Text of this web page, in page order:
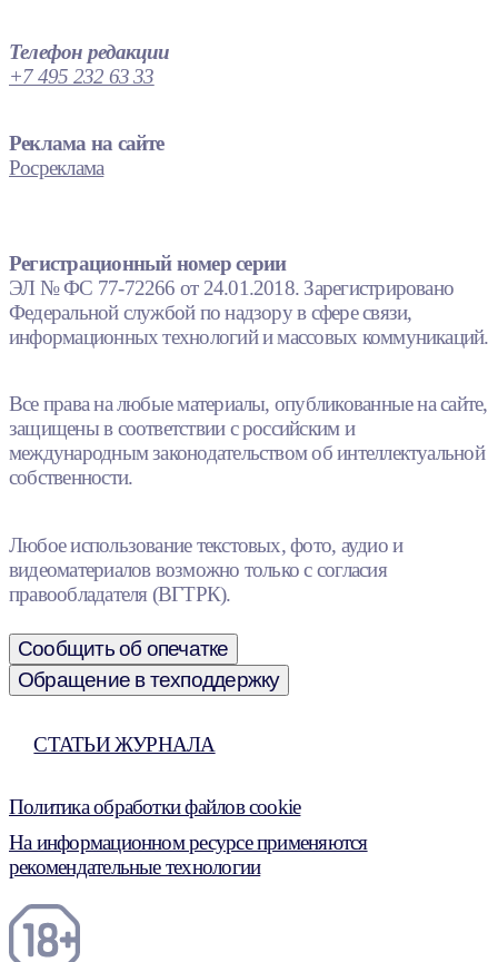
Телефон редакции
+7 495 232 63 33
Реклама на сайте
Росреклама
Регистрационный номер серии
ЭЛ № ФС 77-72266 от 24.01.2018. Зарегистрировано
Федеральной службой по надзору в сфере связи,
информационных технологий и массовых коммуникаций.
Все права на любые материалы, опубликованные на сайте,
защищены в соответствии с российским и
международным законодательством об интеллектуальной
собственности.
Любое использование текстовых, фото, аудио и
видеоматериалов возможно только с согласия
правообладателя (ВГТРК).
Сообщить об опечатке
Обращение в техподдержку
СТАТЬИ ЖУРНАЛА
Политика обработки файлов cookie
На информационном ресурсе применяются
рекомендательные технологии